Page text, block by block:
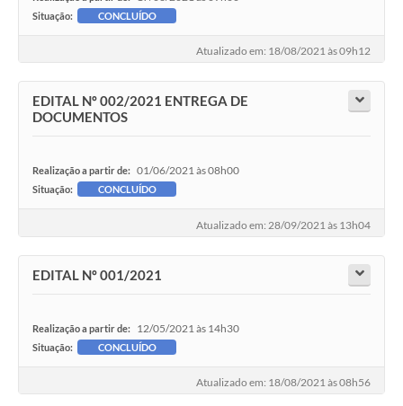
Situação: CONCLUÍDO
Atualizado em: 18/08/2021 às 09h12
EDITAL Nº 002/2021 ENTREGA DE
DOCUMENTOS
Realização a partir de: 01/06/2021 às 08h00
Situação: CONCLUÍDO
Atualizado em: 28/09/2021 às 13h04
EDITAL Nº 001/2021
Realização a partir de: 12/05/2021 às 14h30
Situação: CONCLUÍDO
Atualizado em: 18/08/2021 às 08h56